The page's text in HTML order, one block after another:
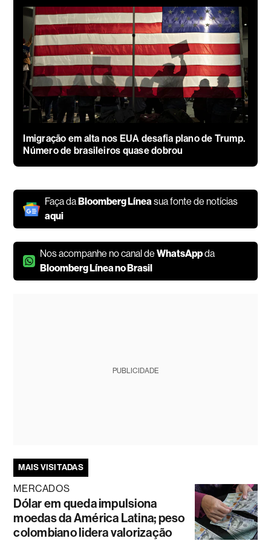
Imigração em alta nos EUA desafia plano de Trump.
Número de brasileiros quase dobrou
Faça da Bloomberg Líneasua fonte de notícias
aqui
Nos acompanhe no canal deWhatsAppda
Bloomberg Línea no Brasil
PUBLICIDADE
MAIS VISITADAS
MERCADOS
Dólar em queda impulsiona
moedas da América Latina; peso
colombiano lidera valorização